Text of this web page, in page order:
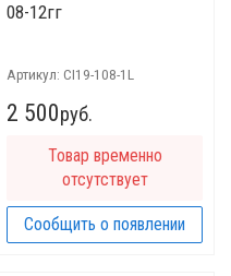
08-12гг
Артикул: CI19-108-1L
2 500руб.
Товар временно
отсутствует
Сообщить о появлении